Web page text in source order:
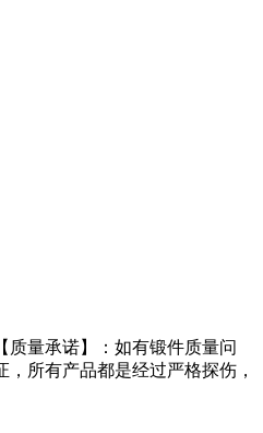
质量承诺】：如有锻件质量问
所有产品都是经过严格探伤，